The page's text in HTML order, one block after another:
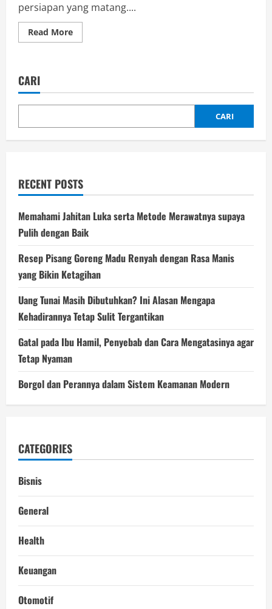
persiapan yang matang....
Read MoreRead
more
untuk
Jarak
CARI
CARI
RECENT POSTS
Memahami Jahitan Luka serta Metode Merawatnya supaya
Pulih dengan Baik
Resep Pisang Goreng Madu Renyah dengan Rasa Manis
yang Bikin Ketagihan
Uang Tunai Masih Dibutuhkan? Ini Alasan Mengapa
Kehadirannya Tetap Sulit Tergantikan
Gatal pada Ibu Hamil, Penyebab dan Cara Mengatasinya agar
Tetap Nyaman
Borgol dan Perannya dalam Sistem Keamanan Modern
CATEGORIES
Bisnis
General
Health
Keuangan
Otomotif